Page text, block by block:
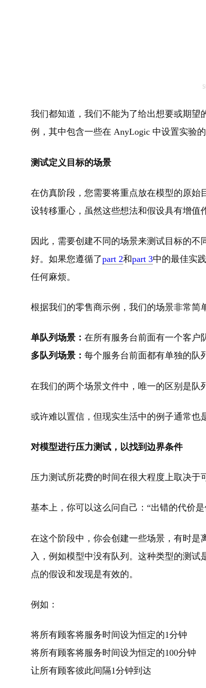
我们都知道，我们不能为了给出想要或期
例，其中包含一些在 AnyLogic 中设置实验的
测试定义目标的场景
在仿真阶段，您需要将重点放在模型的原始
设转移重心，虽然这些想法和假设具有增值
因此，需要创建不同的场景来测试目标的
好。如果您遵循了part 2和part 3中的最佳实
任何麻烦。
根据我们的零售商示例，我们的场景非常简
单队列场景： 在所有服务台前面有一个客户
多队列场景： 每个服务台前面都有单独的队
在我们的两个场景文件中，唯一的区别是队
或许难以置信，但现实生活中的例子通常也
对模型进行压力测试，以找到边界条件
压力测试所花费的时间在很大程度上取决于
基本上，你可以这么问自己：“出错的代价
在这个阶段中，你会创建一些场景，有时
入，例如模型中没有队列。这种类型的测
点的假设和发现是有效的。
例如：
将所有顾客将服务时间设为恒定的1分钟
将所有顾客将服务时间设为恒定的100分钟
让所有顾客彼此间隔1分钟到达